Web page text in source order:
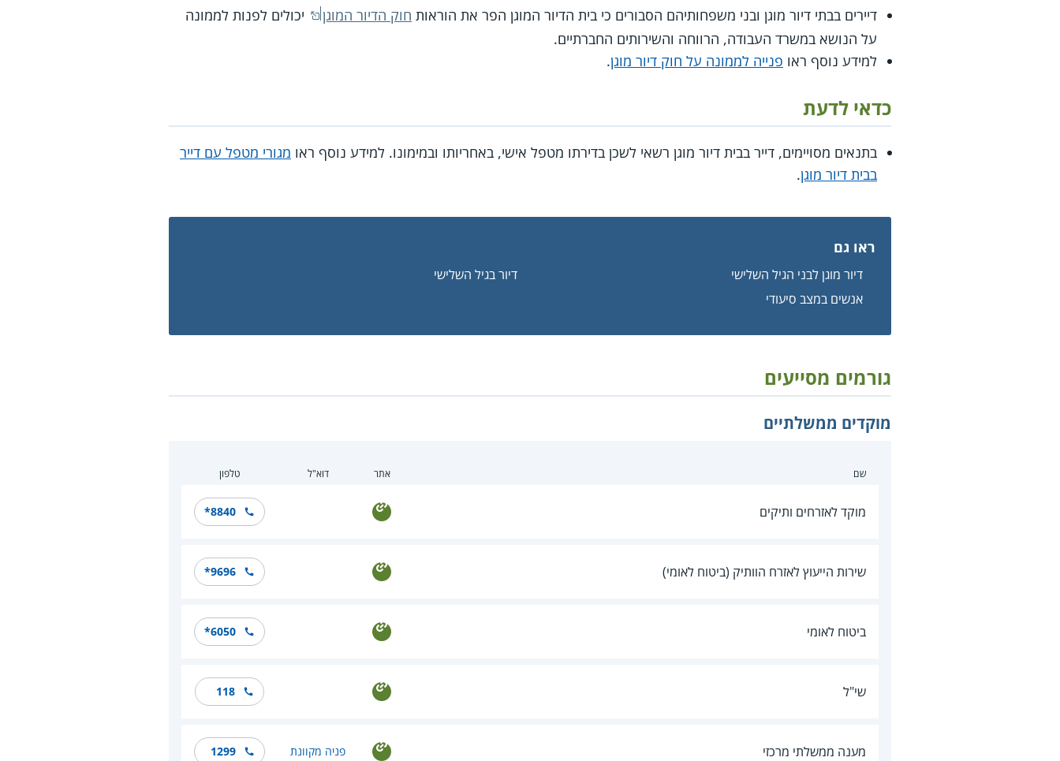
דיירים בבתי דיור מוגן ובני משפחותיהם הסבורים כי בית הדיור המוגן הפר את הוראות חוק הדיור המוגן
יכולים לפנות לממונה
על הנושא במשרד העבודה, הרווחה והשירותים החברתיים.
למידע נוסף ראו פנייה לממונה על חוק דיור מוגן.
כדאי לדעת
בתנאים מסויימים, דייר בבית דיור מוגן רשאי לשכן בדירתו מטפל אישי, באחריותו ובמימונו. למידע נוסף ראו מגורי מטפל עם דייר
בבית דיור מוגן.
ראו גם
דיור מוגן לבני הגיל השלישי
דיור בגיל השלישי
אנשים במצב סיעודי
גורמים מסייעים
מוקדים ממשלתיים
שם אתר דוא"ל טלפון
מוקד לאזרחים ותיקים *8840
שירות הייעוץ לאזרח הוותיק (ביטוח לאומי) *9696
ביטוח לאומי *6050
שי"ל 118
מענה ממשלתי מרכזי פניה מקוונת 1299